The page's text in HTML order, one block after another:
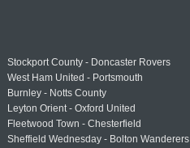
Stockport County - Doncaster Rovers
West Ham United - Portsmouth
Burnley - Notts County
Leyton Orient - Oxford United
Fleetwood Town - Chesterfield
Sheffield Wednesday - Bolton Wanderers